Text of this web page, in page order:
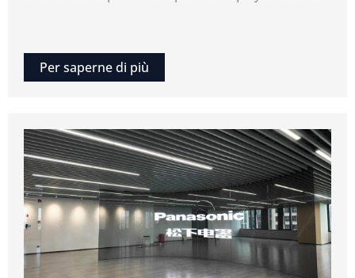
Per saperne di più